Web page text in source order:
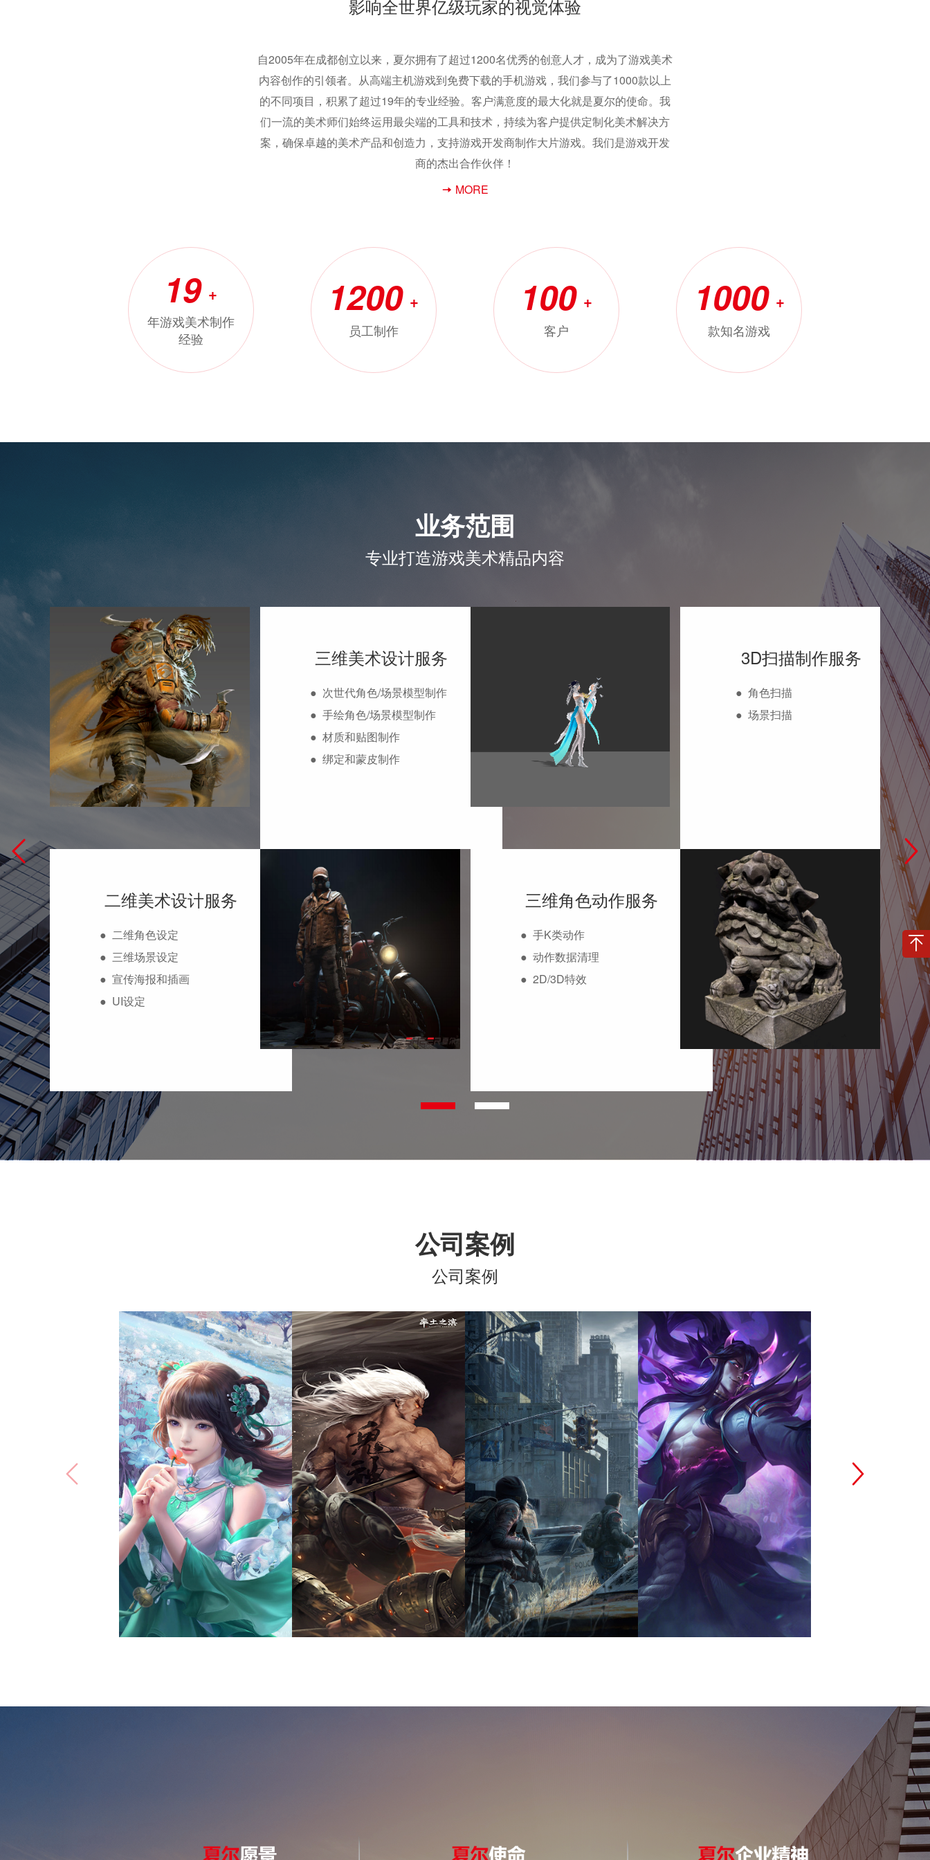
影响全世界亿级玩家的视觉体验
自2005年在成都创立以来，夏尔拥有了超过1200名优秀的创意人才，成为了游戏美术
内容创作的引领者。从高端主机游戏到免费下载的手机游戏，我们参与了1000款以上
的不同项目，积累了超过19年的专业经验。客户满意度的最大化就是夏尔的使命。我
们一流的美术师们始终运用最尖端的工具和技术，持续为客户提供定制化美术解决方
案，确保卓越的美术产品和创造力，支持游戏开发商制作大片游戏。我们是游戏开发
商的杰出合作伙伴！
MORE
19 +
年游戏美术制作
经验
1200 +
员工制作
100 +
客户
1000 +
款知名游戏
业务范围
专业打造游戏美术精品内容
二维美术设计服务
● 二维角色设定
● 三维场景设定
● 宣传海报和插画
● UI设定
三维美术设计服务
● 次世代角色/场景模型制作
● 手绘角色/场景模型制作
● 材质和贴图制作
● 绑定和蒙皮制作
三维角色动作服务
● 手K类动作
● 动作数据清理
● 2D/3D特效
3D扫描制作服务
●角色扫描
●场景扫描
公司案例
公司案例
梦幻新诛仙
完美世界(北京)网络技术有
限公司
率土之滨
网易（杭州）科技有限公司
明日之后
网易（杭州）科技有限公司
英雄联盟
拳头游戏